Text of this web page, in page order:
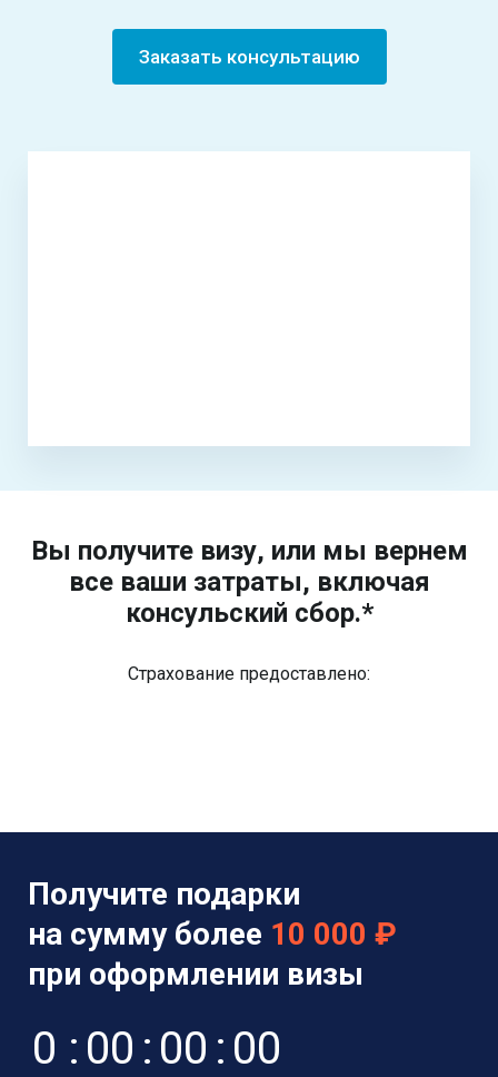
Заказать консультацию
Вы получите визу, или мы вернем
все ваши затраты, включая
консульский сбор.*
Страхование предоставлено:
Получите подарки
на сумму более 10 000 ₽
при оформлении визы
0 : 00 : 00 : 00